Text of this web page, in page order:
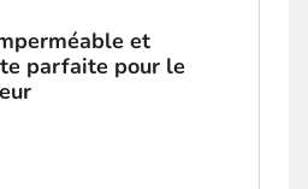
et
parfaite pour le